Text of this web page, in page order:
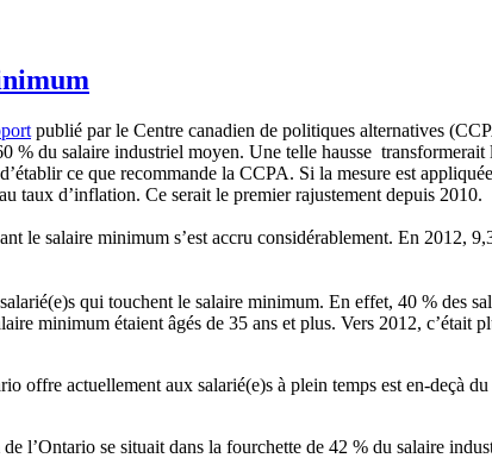
publié par le Centre canadien de politiques alternatives (
% du salaire industriel moyen. Une telle hausse transformerait
d’établir ce que recommande la CCPA. Si la mesure est appliquée
au taux d’inflation. Ce serait le premierrajustement depuis 2010.
le salaire minimum s’est accru considérablement. En 2012,
salarié(e)s qui touchent le salaire minimum. En effet, 40 % des
minimum étaient âgés de 35 ans et plus. Vers 2012, c’était
offre actuellement aux salarié(e)s à plein temps est en-deçà du
de l’Ontario se situait dans la fourchette de 42 % du salaire